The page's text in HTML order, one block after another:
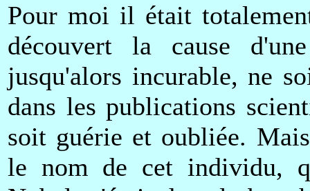
Pour moi il était
découvert la cause
jusqu'alors incurable, ne
dans les publications
soit guérie et oubliée.
le nom de cet individu,